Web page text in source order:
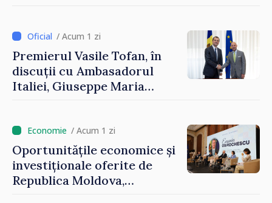
/ Acum 1 zi
Premierul Vasile Tofan, în
discuții cu Ambasadorul
Italiei, Giuseppe Maria
/ Acum 1 zi
Oportunitățile economice și
investiționale oferite de
Republica Moldova,